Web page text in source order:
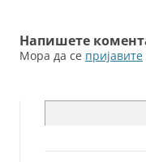
Напишете
Мора да се пријавите
за: